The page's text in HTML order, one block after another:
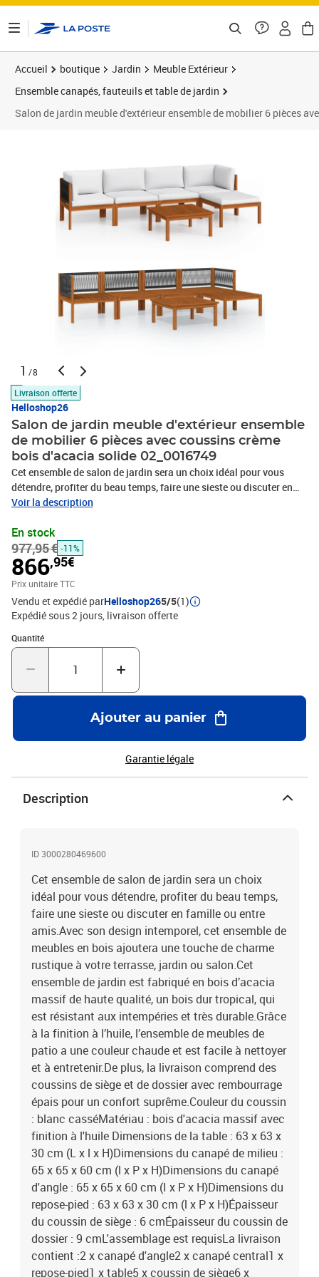
Accueil boutique Jardin
Meuble Extérieur
Ensemble canapés, fauteuils et table de jardin
Salon de jardin meuble d'extérieur ensemble de mobilier 6 pièces
1 /8
Livraison offerte
Helloshop26
Salon de jardin meuble d'extérieur ensemble
de mobilier 6 pièces avec coussins crème
bois d'acacia solide 02_0016749
Cet ensemble de salon de jardin sera un choix idéal pour vous
détendre, profiter du beau temps, faire une sieste ou discuter en
famille ou entre amis.Avec son design intemporel, cet ensemble de
terrasse, jardin ou salon.Cet ensemble de jardin est fabriqué en
bois d’acacia massif de haute qualité, un bois dur tropical, qui est
résistant aux intempéries et très durable.Grâce à la finition à
l’huile, l’ensemble de meubles de patio a une couleur chaude et est
facile à nettoyer et à entretenir.De plus, la livraison comprend des
coussins de siège et de dossier avec rembourrage épais pour un
confort suprême.Couleur du coussin : blanc casséMatériau : bois
d'acacia massif avec finition à l'huile Dimensions de la table : 63 x
63 x 30 cm (L x l x H)Dimensions du canapé de milieu : 65 x 65 x 60
cm (l x P x H)Dimensions du canapé d'angle : 65 x 65 x 60 cm (I x P
H)Épaisseur du coussin de siège : 6 cmÉpaisseur du coussin de
dossier : 9 cmL'assemblage est requisLa livraison contient :2 x
canapé d'angle2 x canapé central1 x repose-pied1 x table5 x
coussin de siège6 x coussin de dossier
Voir la description
En stock
977,95 € -11%
866,95€
Prix unitaire TTC
Vendu et expédié parHelloshop265/5(1)
Expédié sous 2 jours livraison offerte
Quantité
Quantité : 1
Ajouter au panier
Garantie légale
Description
ID 3000280469600
Cet ensemble de salon de jardin sera un choix
idéal pour vous détendre, profiter du beau temps,
faire une sieste ou discuter en famille ou entre
amis.Avec son design intemporel, cet ensemble de
meubles en bois ajoutera une touche de charme
rustique à votre terrasse, jardin ou salon.Cet
ensemble de jardin est fabriqué en bois d’acacia
massif de haute qualité, un bois dur tropical, qui
est résistant aux intempéries et très durable.Grâce
à la finition à l’huile, l’ensemble de meubles de
patio a une couleur chaude et est facile à nettoyer
et à entretenir.De plus, la livraison comprend des
coussins de siège et de dossier avec rembourrage
épais pour un confort suprême.Couleur du coussin
: blanc casséMatériau : bois d'acacia massif avec
finition à l'huile Dimensions de la table : 63 x 63 x
30 cm (L x l x H)Dimensions du canapé de milieu :
65 x 65 x 60 cm (l x P x H)Dimensions du canapé
d'angle : 65 x 65 x 60 cm (I x P x H)Dimensions du
repose-pied : 63 x 63 x 30 cm (l x P x H)Épaisseur
du coussin de siège : 6 cmÉpaisseur du coussin de
dossier : 9 cmL'assemblage est requisLa livraison
contient :2 x canapé d'angle2 x canapé central1 x
repose-pied1 x table5 x coussin de siège6 x